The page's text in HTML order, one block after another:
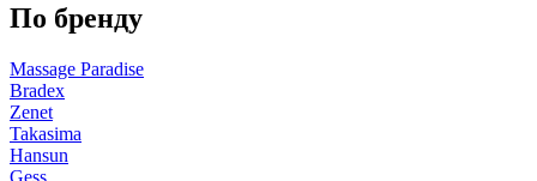
По бренду
Massage Paradise
Bradex
Zenet
Takasima
Hansun
Gess